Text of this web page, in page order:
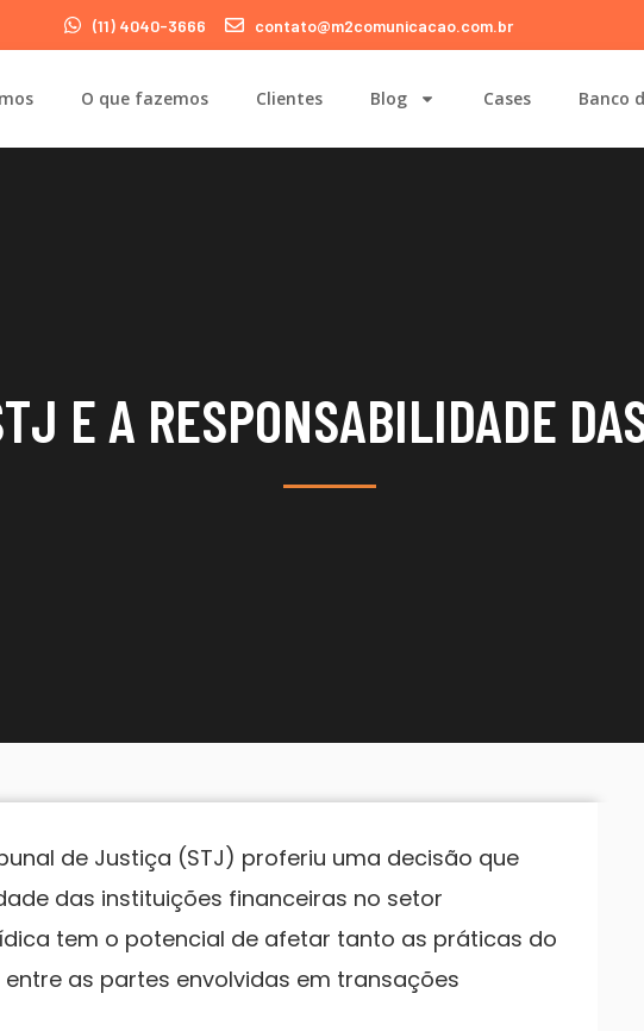
(11) 4040-3666 contato@m2comunicacao.com.br
O que fazemos Clientes Blog Cases Banco
E A RESPONSABILIDADE
de Justiça (STJ) proferiu uma decisão que
das instituições financeiras no setor
tem o potencial de afetar tanto as práticas do
as partes envolvidas em transações